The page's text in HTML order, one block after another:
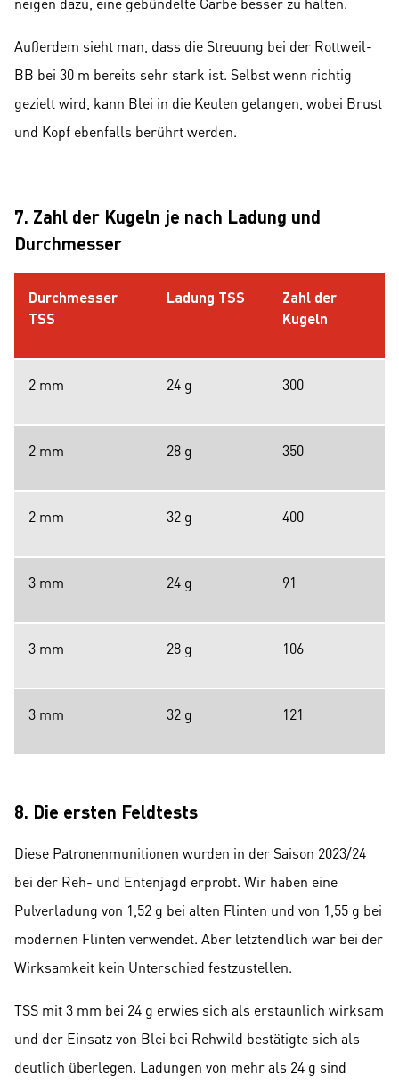
Außerdem sieht man, dass die Streuung bei der Rottweil-
BB bei 30 m bereits sehr stark ist. Selbst wenn richtig
gezielt wird, kann Blei in die Keulen gelangen, wobei Brust
und Kopf ebenfalls berührt werden.
7. Zahl der Kugeln je nach Ladung und
Durchmesser
Durchmesser
TSS
Ladung TSS
Zahl der
Kugeln
2 mm 24 g 300
2 mm 28 g 350
2 mm 32 g 400
3 mm 24 g 91
3 mm 28 g 106
3 mm 32 g 121
8. Die ersten Feldtests
Diese Patronenmunitionen wurden in der Saison 2023/24
bei der Reh- und Entenjagd erprobt. Wir haben eine
Pulverladung von 1,52 g bei alten Flinten und von 1,55 g bei
modernen Flinten verwendet. Aber letztendlich war bei der
Wirksamkeit kein Unterschied festzustellen.
TSS mit 3 mm bei 24 g erwies sich als erstaunlich wirksam
und der Einsatz von Blei bei Rehwild bestätigte sich als
deutlich überlegen. Ladungen von mehr als 24 g sind